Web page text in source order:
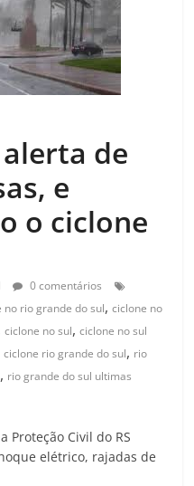
de
e
o ciclone
0 comentários
no rio grande do sul,ciclone no
ciclone no sul,ciclone no sul
ciclone rio grande do sul, rio
, rio grande do sul ultimas
Proteção Civil do RS
elétrico, rajadas de